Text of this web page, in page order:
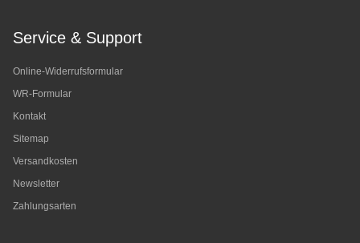
Service & Support
Online-Widerrufsformular
WR-Formular
Kontakt
Sitemap
Versandkosten
Newsletter
Zahlungsarten